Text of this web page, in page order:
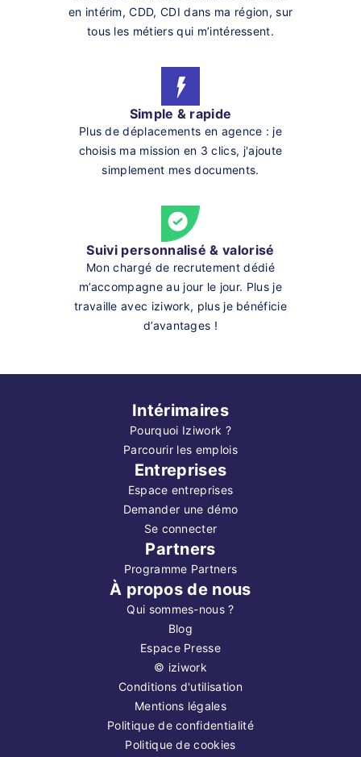
en intérim, CDD, CDI dans ma région, sur
tous les métiers qui m’intéressent.
Simple & rapide
Plus de déplacements en agence : je
choisis ma mission en 3 clics, j'ajoute
simplement mes documents.
Suivi personnalisé & valorisé
Mon chargé de recrutement dédié
m’accompagne au jour le jour. Plus je
travaille avec iziwork, plus je bénéficie
d’avantages !
Intérimaires
Pourquoi Iziwork ?
Parcourir les emplois
Entreprises
Espace entreprises
Demander une démo
Se connecter
Partners
Programme Partners
À propos de nous
Qui sommes-nous ?
Blog
Espace Presse
© iziwork
Conditions d'utilisation
Mentions légales
Politique de confidentialité
Politique de cookies